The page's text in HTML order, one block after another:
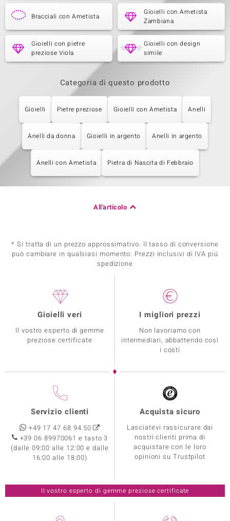
Bracciali con Ametista
Gioielli con Ametista
Zambiana
Gioielli con pietre
preziose Viola
Gioielli con design
simile
Categoria di questo prodotto
Gioielli Pietre preziose Gioielli con Ametista Anelli
Anelli da donna Gioielli in argento Anelli in argento
Anelli con Ametista Pietra di Nascita di Febbraio
All'articolo
* Si tratta di un prezzo approssimativo. Il tasso di conversione
può cambiare in qualsiasi momento. Prezzi inclusivi di IVA piú
spedizione
Gioielli veri
Il vostro esperto di gemme
preziose certificate
I migliori prezzi
Non lavoriamo con
intermediari, abbattendo così
i costi
Servizio clienti
+49 17 47 68 94 50
+39 06 89970061 e tasto 3
(dalle 09:00 alle 12:00 e dalle
16:00 alle 18:00)
Acquista sicuro
Lasciatevi rassicurare dai
nostri clienti prima di
acquistare con le loro
opinioni su Trustpilot
Il vostro esperto di gemme preziose certificate